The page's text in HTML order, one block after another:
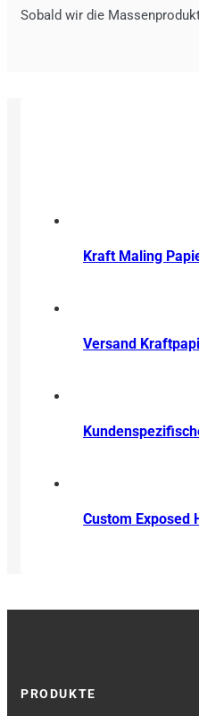
Sobald wir die
Kraft Maling
Versand
Custom Exposed
PRODUKTE